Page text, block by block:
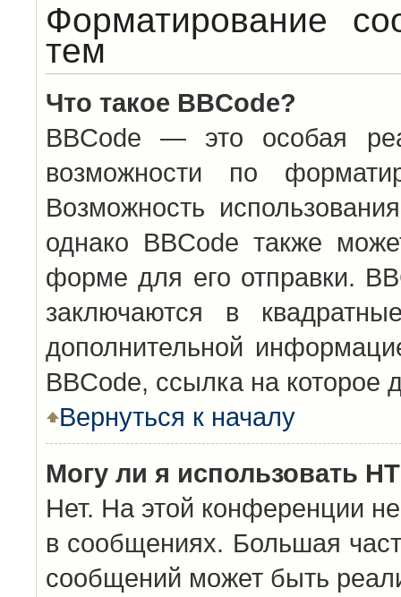
Форматирование
тем
Что такое BBCode?
BBCode — это особая
возможности по
Возможность
однако BBCode также
форме для его отправки.
заключаются в
дополнительной
BBCode, ссылка на
Вернуться к началу
Могу ли я использовать
Нет. На этой конференции
в сообщениях. Большая
сообщений может быть